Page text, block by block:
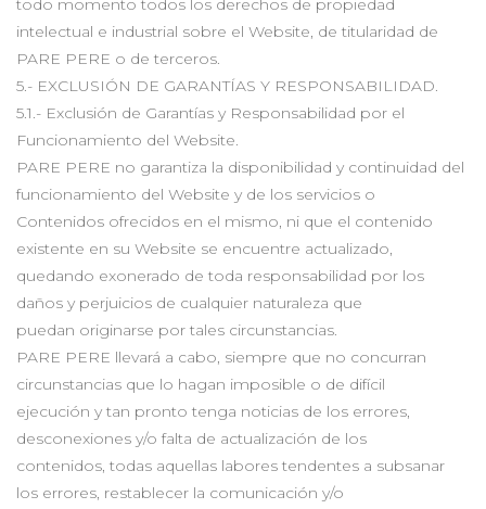
todo momento todos los derechos de propiedad
intelectual e industrial sobre el Website, de titularidad de
PARE PERE o de terceros.
5.- EXCLUSIÓN DE GARANTÍAS Y RESPONSABILIDAD.
5.1.- Exclusión de Garantías y Responsabilidad por el
Funcionamiento del Website.
PARE PERE no garantiza la disponibilidad y continuidad del
funcionamiento del Website y de los servicios o
Contenidos ofrecidos en el mismo, ni que el contenido
existente en su Website se encuentre actualizado,
quedando exonerado de toda responsabilidad por los
daños y perjuicios de cualquier naturaleza que
puedan originarse por tales circunstancias.
PARE PERE llevará a cabo, siempre que no concurran
circunstancias que lo hagan imposible o de difícil
ejecución y tan pronto tenga noticias de los errores,
desconexiones y/o falta de actualización de los
contenidos, todas aquellas labores tendentes a subsanar
los errores, restablecer la comunicación y/o